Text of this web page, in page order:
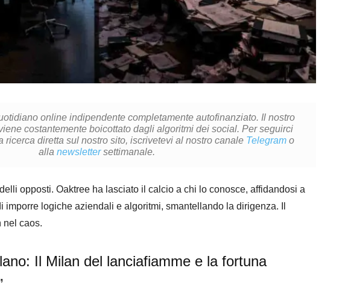
online indipendente completamente autofinanziato. Il nostro
costantemente boicottato dagli algoritmi dei social. Per seguirci
ricerca diretta sul nostro sito, iscrivetevi al nostro canale Telegram o
allanewslettersettimanale.
opposti. Oaktree ha lasciato il calcio a chi lo conosce, affidandosi a
imporre logiche aziendali e algoritmi, smantellando la dirigenza. Il
nel caos.
Il Milan del lanciafiamme e la fortuna